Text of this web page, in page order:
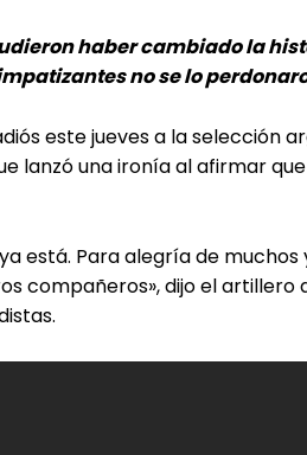
haber cambiado la
no se lo
este jueves a la selección
lanzó una ironía al afirmar
está. Para alegría de
compañeros», dijo el artillero